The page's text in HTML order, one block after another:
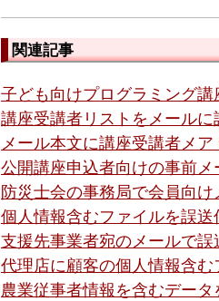
関連記事
子ども向けプログラミング
講座受講者リストをメール
メール本文に講座受講者メ
公開講座申込者向けの事前
防災士会の事務局で会員向
個人情報含むファイルを誤
支援先事業者宛のメールで
代理店に顧客の個人情報含
農業従事者情報を含むデー